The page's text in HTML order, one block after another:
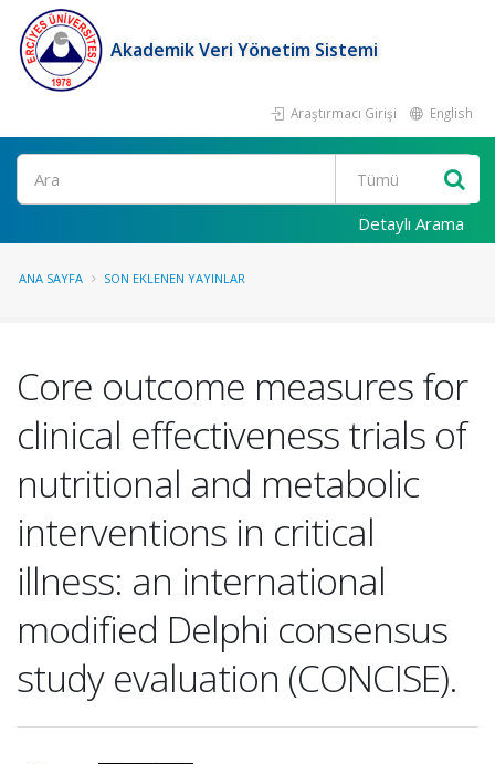
Akademik Veri Yönetim Sistemi
Araştırmacı Girişi English
Ara
Detaylı Arama
ANA SAYFA SON EKLENEN YAYINLAR
Core outcome measures for
clinical effectiveness trials of
nutritional and metabolic
interventions in critical
illness: an international
modified Delphi consensus
study evaluation (CONCISE).